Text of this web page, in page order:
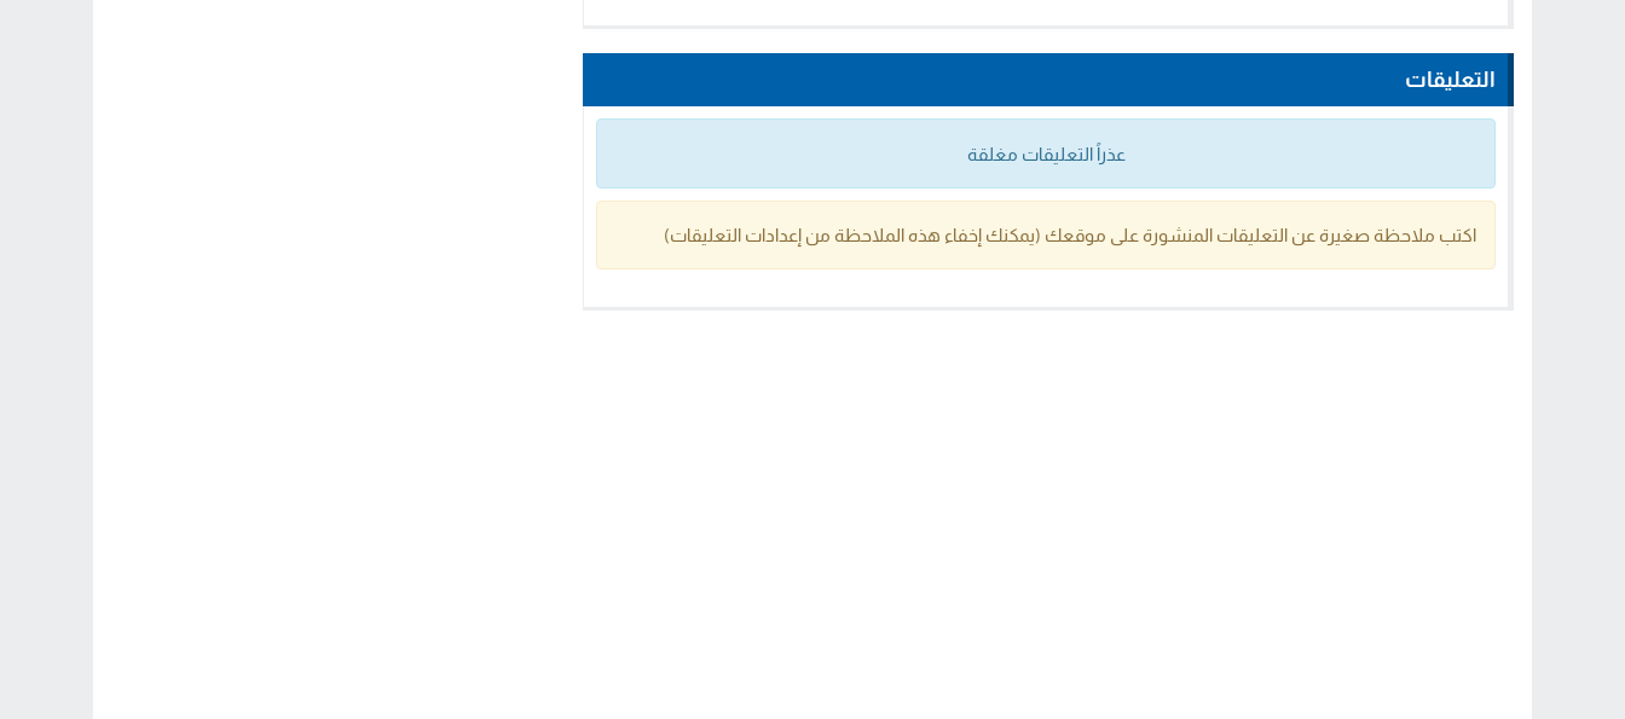
التعليقات
عذراً التعليقات مغلقة
اكتب ملاحظة صغيرة عن التعليقات المنشورة على موقعك (يمكنك إخفاء هذه الملاحظة من إعدادات التعليقات)